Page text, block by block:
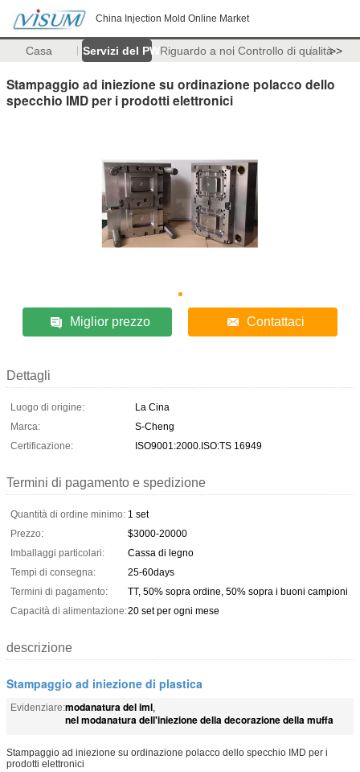
China Injection Mold Online Market
Casa Servizi del PWBRiguardo a noi Controllo di qualità>>
Stampaggio ad iniezione su ordinazione polacco dello
specchio IMD per i prodotti elettronici
Miglior prezzo Contattaci
Dettagli
Luogo di origine:
La Cina
Marca:
S-Cheng
Certificazione:
ISO9001:2000.ISO:TS 16949
Termini di pagamento e spedizione
Quantità di ordine minimo: 1 set
Prezzo:
$3000-20000
Imballaggi particolari:
Cassa di legno
Tempi di consegna:
25-60days
Termini di pagamento:
TT, 50% sopra ordine, 50% sopra i buoni campioni
Capacità di alimentazione:20 set per ogni mese
descrizione
Stampaggio ad iniezione di plastica
Evidenziare:modanatura del iml,
nel modanatura dell'iniezione della decorazione della muffa
Stampaggio ad iniezione su ordinazione polacco dello specchio IMD per i
prodotti elettronici